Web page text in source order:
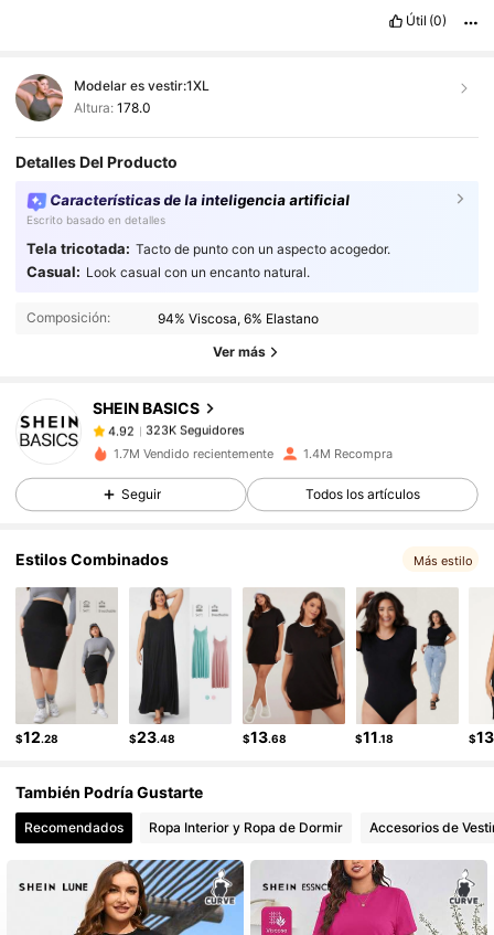
Útil (0)
Modelar es vestir:1XL
Altura: 178.0
Detalles Del Producto
Características de la inteligencia artificial
Escrito basado en detalles
Tela tricotada: Tacto de punto con un aspecto acogedor.
Casual: Look casual con un encanto natural.
Composición: 94% Viscosa, 6% Elastano
Ver más
SHEIN BASICS
4.92 323K Seguidores
4.92
323K Seguidores
s***6seguidoHace 11 horas
4.92
323K Seguidores
4.92 323K Seguidores
4.92 323K Seguidores
323K Seguidores
4.92 323K Seguidores
1.7M Vendido recientemente 1.4M Recompra
Seguir Todos los artículos
Estilos Combinados Más estilo
$12.28 $23.48 $13.68 $11.18 $13
También Podría Gustarte
Recomendados Ropa Interior y Ropa de Dormir Accesorios de